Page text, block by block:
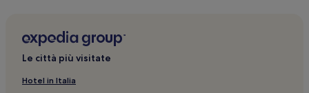
Le città più visitate
Hotel in Italia